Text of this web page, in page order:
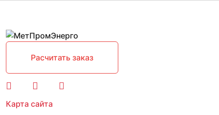
Расчитать заказ
Карта сайта